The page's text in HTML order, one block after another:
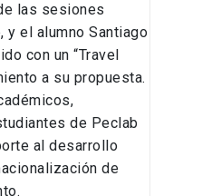
las sesiones
y el alumno Santiago
con un “Travel
a su propuesta.
de Peclab
al desarrollo
de